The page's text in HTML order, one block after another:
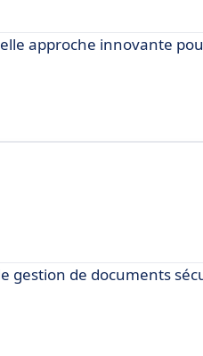
approche innovante
gestion de documents